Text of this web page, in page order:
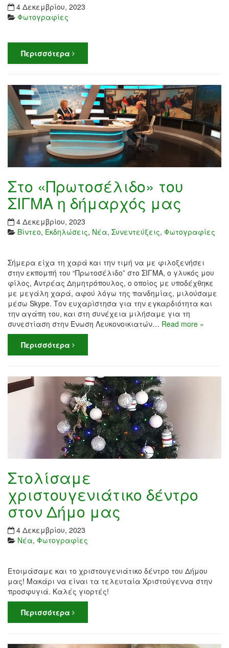
4 Δεκεμβρίου, 2023
Φωτογραφίες
Περισσότερα
Στο «Πρωτοσέλιδο» του
ΣΙΓΜΑ η δήμαρχός μας
4 Δεκεμβρίου, 2023
Βίντεο, Εκδηλώσεις, Νέα, Συνεντεύξεις, Φωτογραφίες
Σήμερα είχα τη χαρά και την τιμή να με φιλοξενήσει
στην εκπομπή του “Πρωτοσέλιδο” στο ΣΙΓΜΑ, ο γλυκός μου
φίλος, Αντρέας Δημητρόπουλος, ο οποίος με υποδέχθηκε
με μεγάλη χαρά, αφού λόγω της πανδημίας, μιλούσαμε
μέσω Skype. Τον ευχαρίστησα για την εγκαρδιότητα και
την αγάπη του, και στη συνέχεια μιλήσαμε για τη
συνεστίαση στην Ένωση Λευκονοικιατών… Read more »
Περισσότερα
Στολίσαμε
χριστουγενιάτικο δέντρο
στον Δήμο μας
4 Δεκεμβρίου, 2023
Νέα, Φωτογραφίες
Ετοιμάσαμε και το χριστουγενιάτικο δέντρο του Δήμου
μας! Μακάρι να είναι τα τελευταία Χριστούγεννα στην
προσφυγιά. Καλές γιορτές!
Περισσότερα